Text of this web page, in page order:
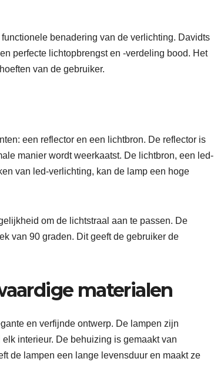
benadering van de verlichting. Davidts
perfecte lichtopbrengst en -verdeling bood. Het
van de gebruiker.
een reflector en een lichtbron. De reflector is
manier wordt weerkaatst. De lichtbron, een led-
van led-verlichting, kan de lamp een hoge
om de lichtstraal aan te passen. De
van 90 graden. Dit geeft de gebruiker de
materialen
en verfijnde ontwerp. De lampen zijn
interieur. De behuizing is gemaakt van
de lampen een lange levensduur en maakt ze